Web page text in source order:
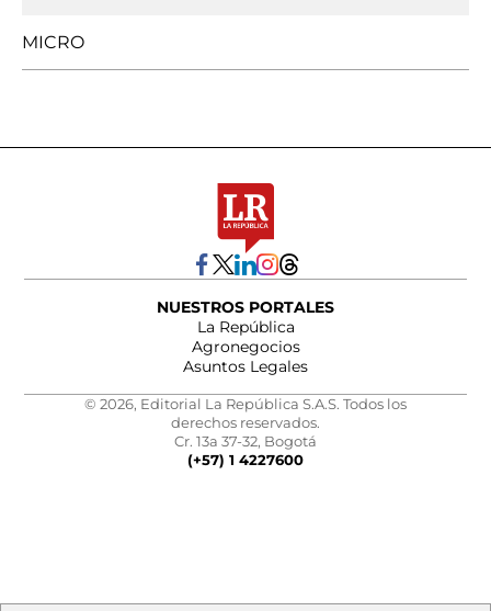
MICRO
NUESTROS PORTALES
La República
Agronegocios
Asuntos Legales
© 2026, Editorial La República S.A.S. Todos los
derechos reservados.
Cr. 13a 37-32, Bogotá
(+57) 1 4227600